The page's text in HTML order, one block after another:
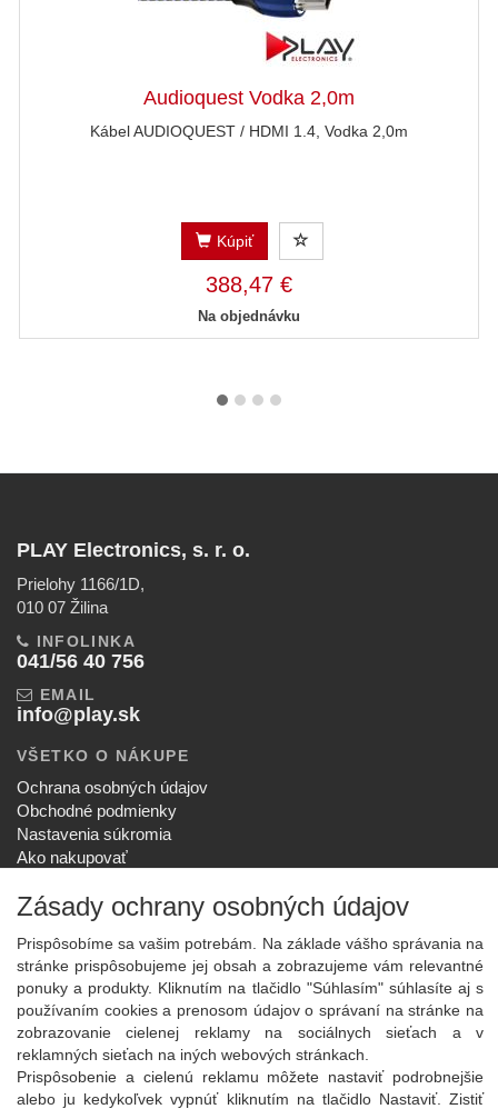
Audioquest Vodka 2,0m
Kábel AUDIOQUEST / HDMI 1.4, Vodka 2,0m
Kúpiť
388,47 €
Na objednávku
PLAY Electronics, s. r. o.
Prielohy 1166/1D,
010 07 Žilina
INFOLINKA
041/56 40 756
EMAIL
info@play.sk
VŠETKO O NÁKUPE
Ochrana osobných údajov
Obchodné podmienky
Nastavenia súkromia
Ako nakupovať
SPOLOČNOSŤ
O nás
Kontakt
Služby
Aktuality
NOVINKY NA EMAIL
Prihlásiť
Zásady ochrany osobných údajov
Prispôsobíme sa vašim potrebám. Na základe vášho správania na
stránke prispôsobujeme jej obsah a zobrazujeme vám relevantné
ponuky a produkty. Kliknutím na tlačidlo "Súhlasím" súhlasíte aj s
používaním cookies a prenosom údajov o správaní na stránke na
zobrazovanie cielenej reklamy na sociálnych sieťach a v
reklamných sieťach na iných webových stránkach.
Prispôsobenie a cielenú reklamu môžete nastaviť podrobnejšie
alebo ju kedykoľvek vypnúť kliknutím na tlačidlo Nastaviť. Zistiť